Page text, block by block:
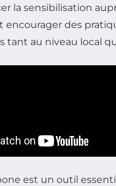
la sensibilisation
encourager des
tant au niveau local
est un outil